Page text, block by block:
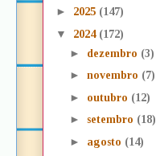
► 2025 (147)
▼ 2024 (172)
► dezembro (3)
► novembro (7)
► outubro (12)
► setembro (18)
► agosto (14)